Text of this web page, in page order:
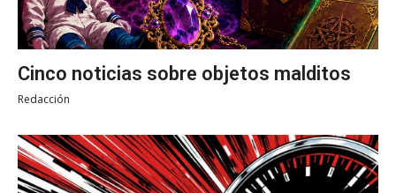
Cinco noticias sobre objetos malditos
Redacción